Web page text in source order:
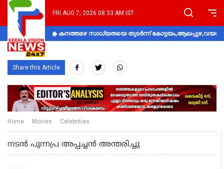
FRI AUG 7, 2026 08:33 AM IST
കനത്തമഴ സാധ്യതയെ തുടർന്ന്
Share this Article
Home Movies Celebrities
നടൻ പുന്നപ്ര അപ്പച്ചൻ അന്തരിച്ചു